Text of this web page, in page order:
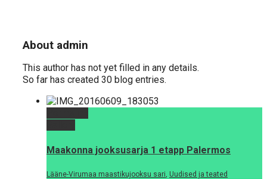
About admin
This author has not yet filled in any details.
So far has created 30 blog entries.
Maakonna jooksusarja 1 etapp Palermos
Lääne-Virumaa maastikujooksu sari, Uudised ja teated